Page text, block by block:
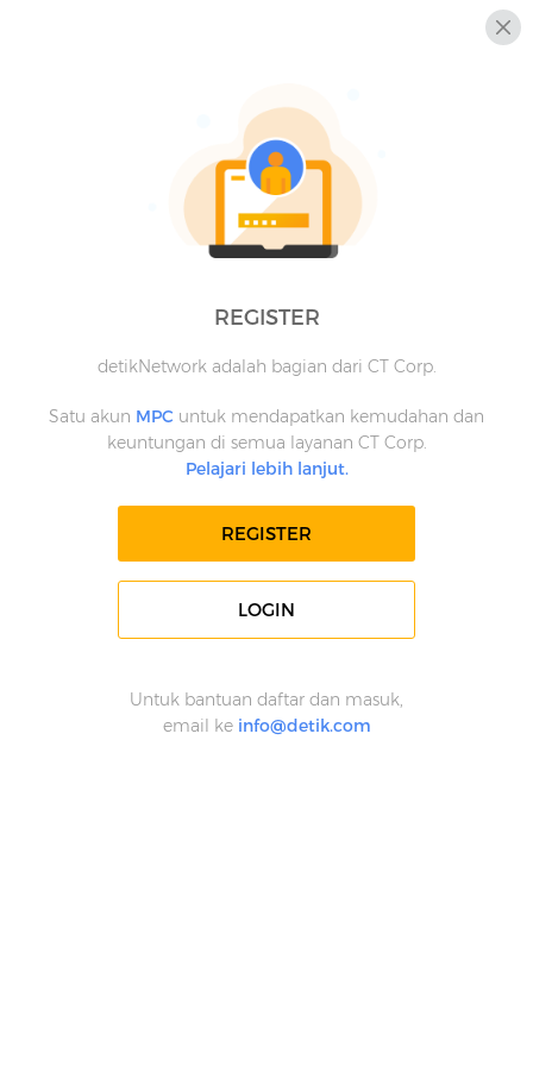
REGISTER
detikNetwork adalah bagian dari CT Corp.
Satu akun MPC untuk mendapatkan kemudahan dan
keuntungan di semua layanan CT Corp.
Pelajari lebih lanjut.
REGISTER
LOGIN
Untuk bantuan daftar dan masuk,
email ke info@detik.com